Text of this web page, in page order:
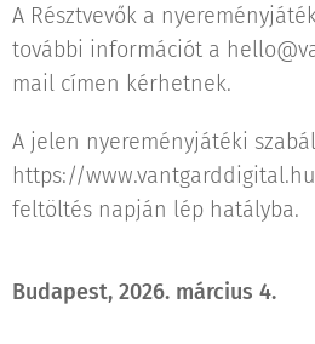
A Résztvevők a
további információt a
mail címen kérhetnek.
A jelen nyereményjátéki
https://
feltöltés napján lép hatályba.
Budapest, 2026. március 4.